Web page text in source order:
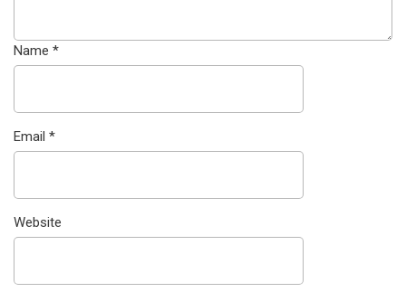
Name *
Email *
Website